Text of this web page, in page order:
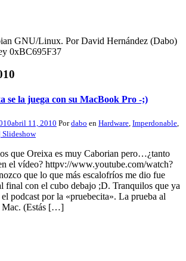
GNU/Linux. Por David Hernández (Dabo)
0xBC695F37
se la juega con su MacBook Pro -;)
abril 11, 2010 Pordabo en Hardware Imperdonable
Slideshow
que Oreixa es muy Caborian pero…¿tanto
el vídeo? httpv://www.youtube.com/watch?
que lo que más escalofríos me dio fue
final con el cubo debajo ;D. Tranquilos que ya
podcast por la «pruebecita». La prueba al
Mac. (Estás […]